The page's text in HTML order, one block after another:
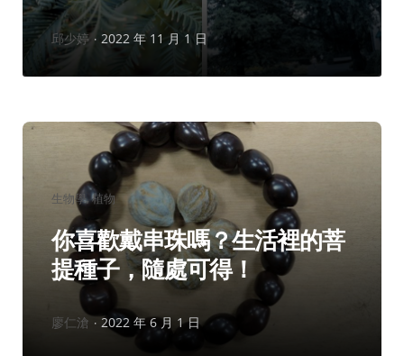
作
者：
邱少婷 2022 年 11 月 1 日
分
類：
生物學 植物
你喜歡戴串珠嗎？生活裡的菩
提種子，隨處可得！
作
廖仁滄 2022 年 6 月 1 日